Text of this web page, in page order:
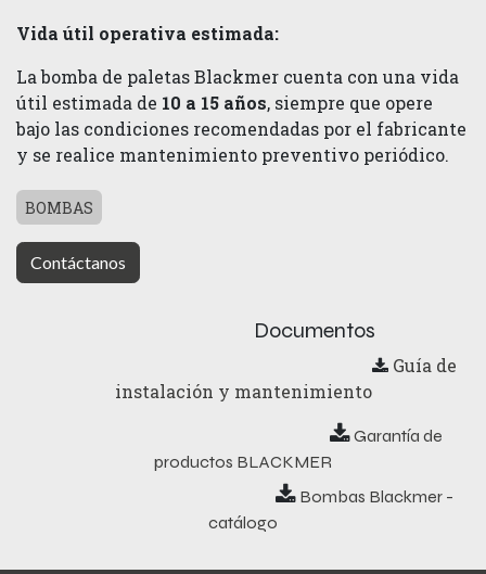
Vida útil operativa estimada:
La bomba de paletas Blackmer cuenta con una vida
útil estimada de 10 a 15 años, siempre que opere
bajo las condiciones recomendadas por el fabricante
y se realice mantenimiento preventivo periódico.
BOMBAS
Contáctanos
Documentos
Guía de
instalación y mantenimiento
​ Garantía de
productos BLACKMER
Bombas Blackmer -
catálogo